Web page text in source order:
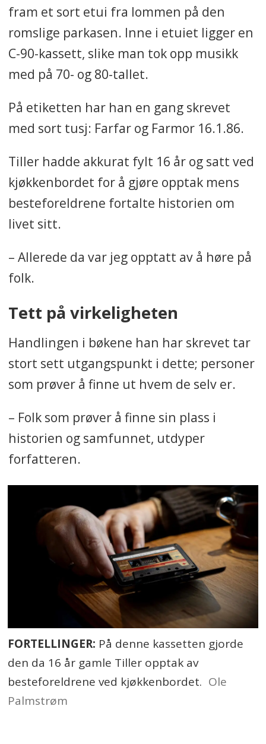
fram et sort etui fra lommen på den
romslige parkasen. Inne i etuiet ligger en
C-90-kassett, slike man tok opp musikk
med på 70- og 80-tallet.
På etiketten har han en gang skrevet
med sort tusj: Farfar og Farmor 16.1.86.
Tiller hadde akkurat fylt 16 år og satt ved
kjøkkenbordet for å gjøre opptak mens
besteforeldrene fortalte historien om
livet sitt.
– Allerede da var jeg opptatt av å høre på
folk.
Tett på virkeligheten
Handlingen i bøkene han har skrevet tar
stort sett utgangspunkt i dette; personer
som prøver å finne ut hvem de selv er.
– Folk som prøver å finne sin plass i
historien og samfunnet, utdyper
forfatteren.
FORTELLINGER: På denne kassetten gjorde
den da 16 år gamle Tiller opptak av
besteforeldrene ved kjøkkenbordet. Ole
Palmstrøm